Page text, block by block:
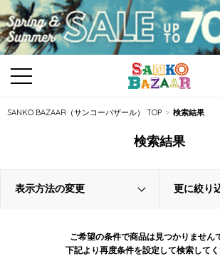
SANKO BAZAAR（サンコーバザール） TOP 検索結果
検索結果
表示方法の変更 更に絞り
ご希望の条件で商品は見つかりません
下記より再度条件を設定して検索してく